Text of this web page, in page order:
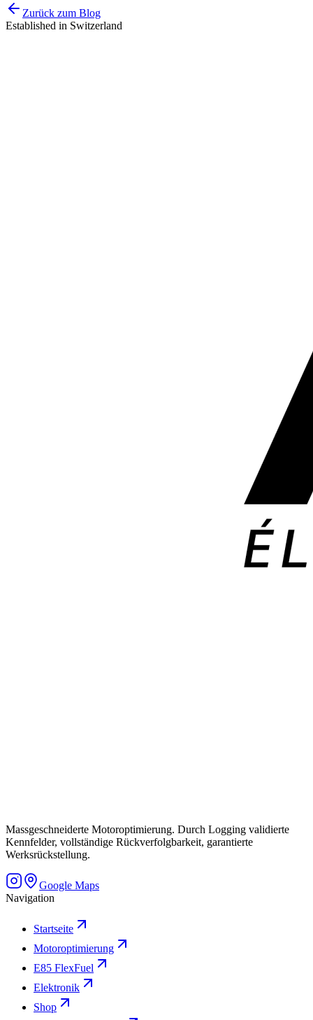
Zurück zum Blog
Established in Switzerland
Massgeschneiderte Motoroptimierung. Durch Logging validierte
Kennfelder, vollständige Rückverfolgbarkeit, garantierte
Werksrückstellung.
Google Maps
Navigation
Startseite
Motoroptimierung
E85 FlexFuel
Elektronik
Shop